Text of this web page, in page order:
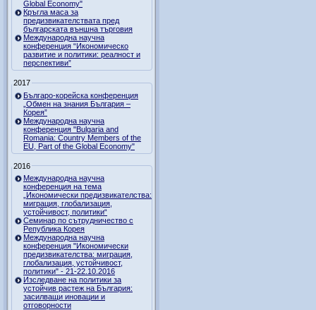
Global Economy"
Кръгла маса за
предизвикателствата пред
българската външна търговия
Международна научна
конференция “Икономическо
развитие и политики: реалност и
перспективи”
2017
Българо-корейска конференция
„Обмен на знания България –
Корея”
Международна научна
конференция "Bulgaria and
Romania: Country Members of the
EU, Part of the Global Economy"
2016
Международна научна
конференция на тема
„Икономически предизвикателства:
миграция, глобализация,
устойчивост, политики“
Семинар по сътрудничество с
Република Корея
Международна научна
конференция "Икономически
предизвикателства: миграция,
глобализация, устойчивост,
политики" - 21-22.10.2016
Изследване на политики за
устойчив растеж на България:
засилващи иновации и
отговорности